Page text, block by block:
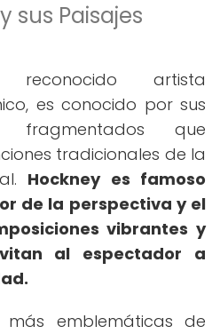
sus Paisajes
reconocido artista
es conocido por sus
fragmentados que
tradicionales de la
Hockney es famoso
de la perspectiva y el
vibrantes y
al espectador a
emblemáticas de